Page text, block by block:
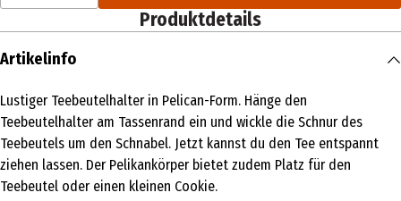
Produktdetails
Artikelinfo
Lustiger Teebeutelhalter in Pelican-Form. Hänge den
Teebeutelhalter am Tassenrand ein und wickle die Schnur des
Teebeutels um den Schnabel. Jetzt kannst du den Tee entspannt
ziehen lassen. Der Pelikankörper bietet zudem Platz für den
Teebeutel oder einen kleinen Cookie.